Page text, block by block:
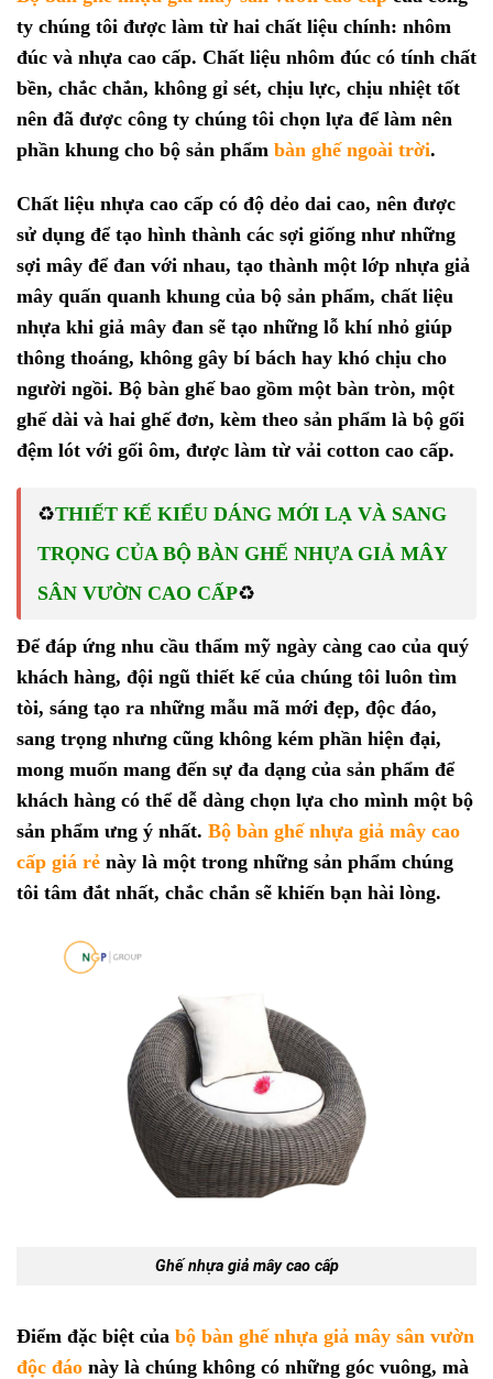
ty chúng tôi được làm từ hai chất liệu chính: nhôm
đúc và nhựa cao cấp. Chất liệu nhôm đúc có tính chất
bền, chắc chắn, không gỉ sét, chịu lực, chịu nhiệt tốt
nên đã được công ty chúng tôi chọn lựa để làm nên
phần khung cho bộ sản phẩm bàn ghế ngoài trời.
Chất liệu nhựa cao cấp có độ dẻo dai cao, nên được
sử dụng để tạo hình thành các sợi giống như những
sợi mây để đan với nhau, tạo thành một lớp nhựa giả
mây quấn quanh khung của bộ sản phẩm, chất liệu
nhựa khi giả mây đan sẽ tạo những lỗ khí nhỏ giúp
thông thoáng, không gây bí bách hay khó chịu cho
người ngồi. Bộ bàn ghế bao gồm một bàn tròn, một
ghế dài và hai ghế đơn, kèm theo sản phẩm là bộ gối
đệm lót với gối ôm, được làm từ vải cotton cao cấp.
♻️THIẾT KẾ KIỂU DÁNG MỚI LẠ VÀ SANG
TRỌNG CỦA BỘ BÀN GHẾ NHỰA GIẢ MÂY
SÂN VƯỜN CAO CẤP♻️
Để đáp ứng nhu cầu thẩm mỹ ngày càng cao của quý
khách hàng, đội ngũ thiết kế của chúng tôi luôn tìm
tòi, sáng tạo ra những mẫu mã mới đẹp, độc đáo,
sang trọng nhưng cũng không kém phần hiện đại,
mong muốn mang đến sự đa dạng của sản phẩm để
khách hàng có thể dễ dàng chọn lựa cho mình một bộ
sản phẩm ưng ý nhất. Bộ bàn ghế nhựa giả mây cao
cấp giá rẻ này là một trong những sản phẩm chúng
tôi tâm đắt nhất, chắc chắn sẽ khiến bạn hài lòng.
Ghế nhựa giả mây cao cấp
Điểm đặc biệt của bộ bàn ghế nhựa giả mây sân vườn
độc đáo này là chúng không có những góc vuông, mà